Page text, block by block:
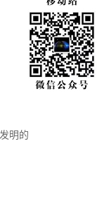
明的